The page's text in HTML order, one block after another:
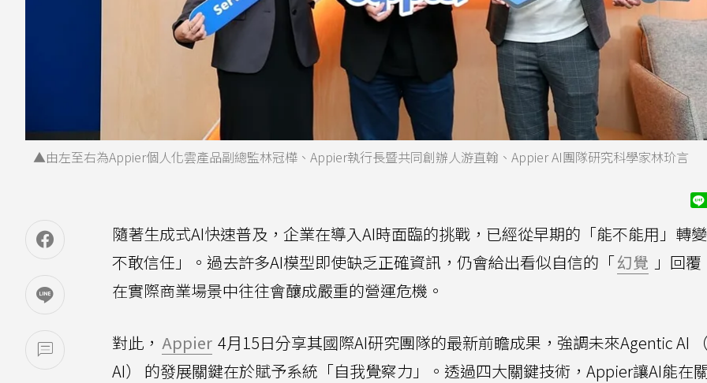
▲由左至右為Appier個人化雲產品副總監林冠樺、Appier執行長暨共同創辦人游直翰、Appier AI團隊研究科學家林玠言
隨著生成式AI快速普及，企業在導入AI時面臨的挑戰，已經從早期的「能不能用」轉
不敢信任」。過去許多AI模型即使缺乏正確資訊，仍會給出看似自信的「幻覺 」回
在實際商業場景中往往會釀成嚴重的營運危機。
對此， Appier 4月15日分享其國際AI研究團隊的最新前瞻成果，強調未來Agentic AI
AI） 的發展關鍵在於賦予系統「自我覺察力」。透過四大關鍵技術，Appier讓AI能在